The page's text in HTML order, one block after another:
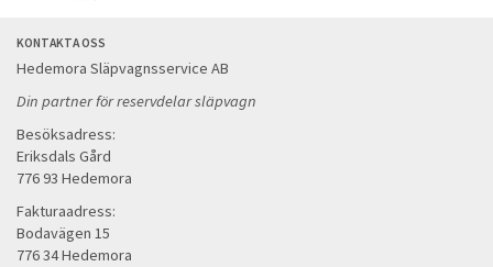
KONTAKTA OSS
Hedemora Släpvagnsservice AB
Din partner för reservdelar släpvagn
Besöksadress:
Eriksdals Gård
776 93 Hedemora
Fakturaadress:
Bodavägen 15
776 34 Hedemora